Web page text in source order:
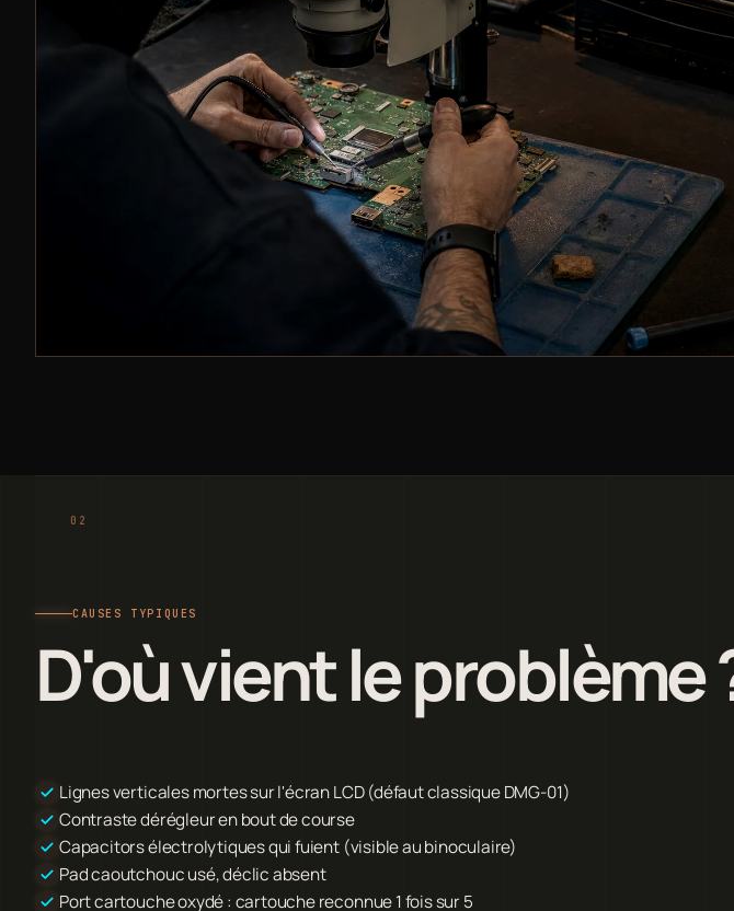
CAUSES TYPIQUES
D'où vient le problème
Lignes verticales mortes sur l'écran LCD (défaut classique DMG-01)
Contraste dérégleur en bout de course
Capacitors électrolytiques qui fuient (visible au binoculaire)
Pad caoutchouc usé, déclic absent
Port cartouche oxydé : cartouche reconnue 1 fois sur 5